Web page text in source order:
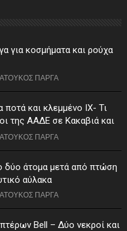
για κοσμήματα και ρούχα
ΠΑΡΓΑ
και κλεμμένο ΙΧ- Τι
της ΑΑΔΕ σε Κακαβιά και
ΠΑΡΓΑ
δύο άτομα μετά από πτώση
αύλακα
ΠΑΡΓΑ
Bell – Δύο νεκροί και